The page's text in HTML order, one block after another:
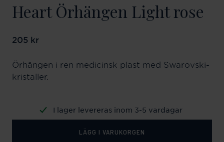
Heart Örhängen Light rose
Pris :205 kr
205 kr
Örhängen i ren medicinsk plast med Swarovski-
kristaller.
I lager levereras inom 3-5 vardagar
LÄGG I VARUKORGEN